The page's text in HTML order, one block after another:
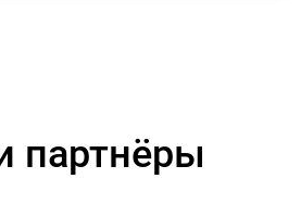
партнёры